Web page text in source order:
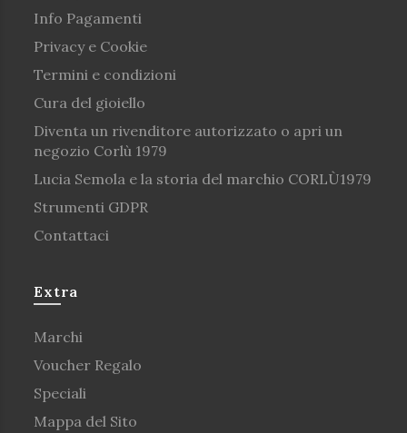
Info Pagamenti
Privacy e Cookie
Termini e condizioni
Cura del gioiello
Diventa un rivenditore autorizzato o apri un
negozio Corlù 1979
Lucia Semola e la storia del marchio CORLÙ1979
Strumenti GDPR
Contattaci
Extra
Marchi
Voucher Regalo
Speciali
Mappa del Sito